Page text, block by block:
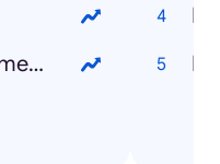
emagrecer rapidamente